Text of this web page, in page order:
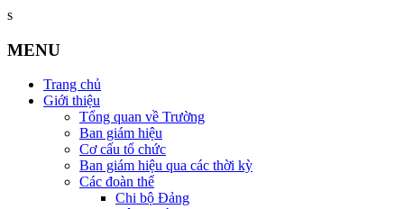
s
MENU
Trang chủ
Giới thiệu
Tổng quan về Trường
Ban giám hiệu
Cơ cấu tổ chức
Ban giám hiệu qua các thời kỳ
Các đoàn thể
Chi bộ Đảng